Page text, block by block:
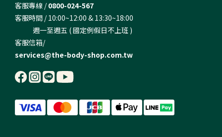
客服專線 /0800-024-567
客服時間 / 10:00~12:00 & 13:30~18:00
週一至週五 ( 國定例假日不上班 )
客服信箱/
services@the-body-shop.com.tw